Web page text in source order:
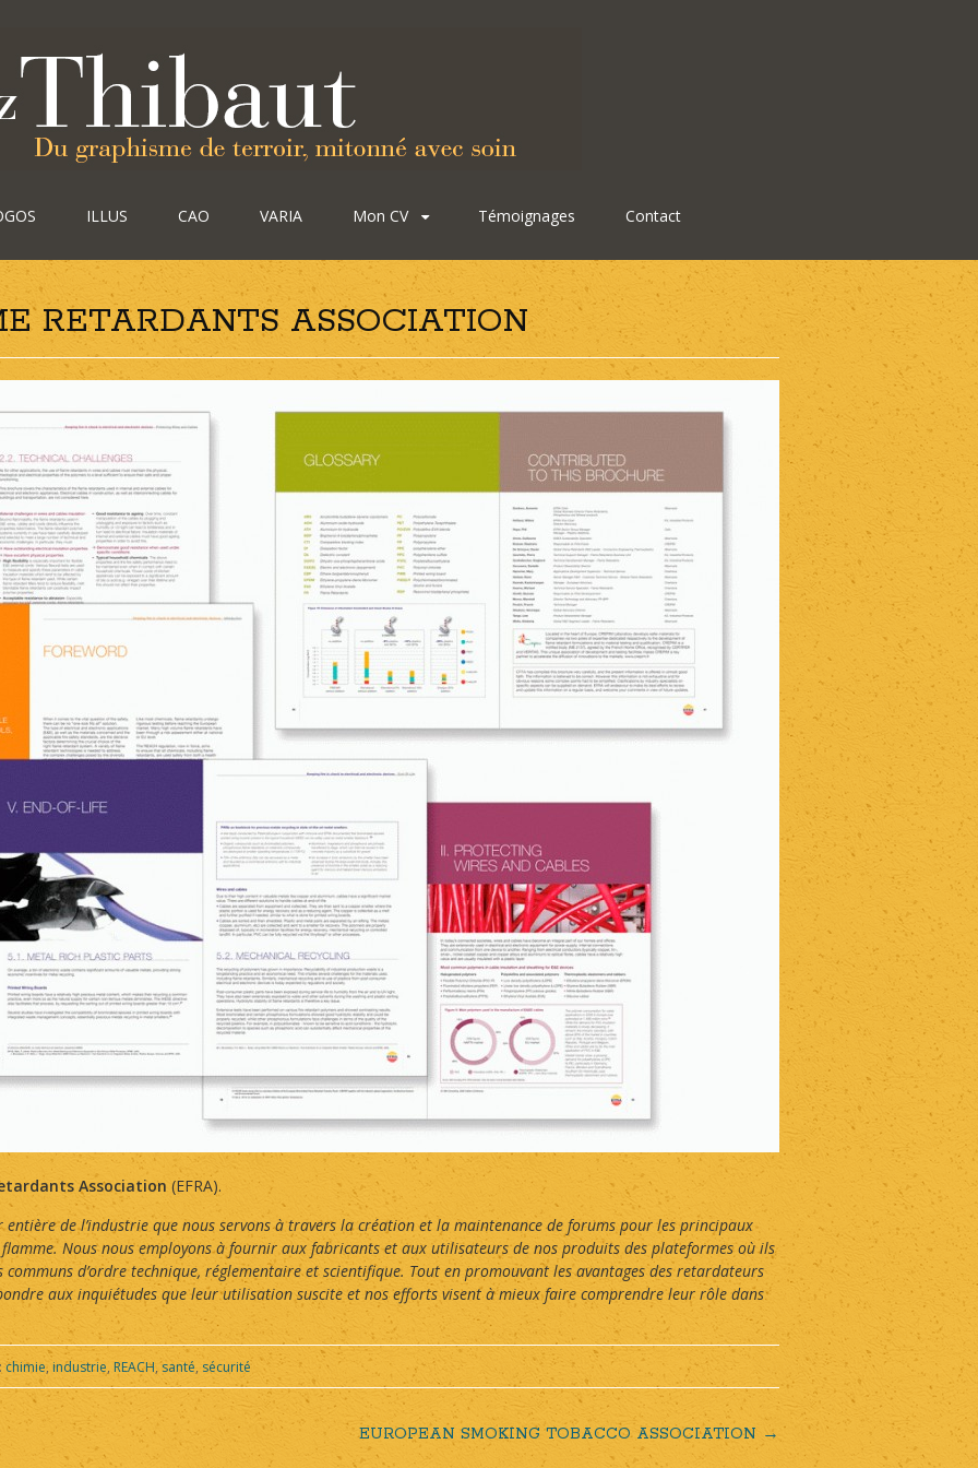
ILLUS CAO VARIA Mon CV Témoignages Contact
RETARDANTS ASSOCIATION
Association (EFRA).
entière de l’industrie que nous servons à travers la création et la maintenance de forums pour les principaux
Nous nous employons à fournir aux fabricants et aux utilisateurs de nos produits des plateformes où ils
d’ordre technique, réglementaire et scientifique. Tout en promouvant les avantages des retardateurs
aux inquiétudes que leur utilisation suscite et nos efforts visent à mieux faire comprendre leur rôle dans
chimie, industrie, REACH,santé, sécurité
EUROPEAN SMOKING TOBACCO ASSOCIATION →